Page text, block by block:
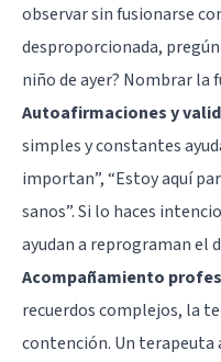
observar sin fusionarse
desproporcionada,
niño de ayer? Nombrar la
Autoafirmaciones y
simples y constantes
importan”, “Estoy aquí
sanos”. Si lo haces
ayudan a reprograman el
Acompañamiento
recuerdos complejos, la
contención. Un terapeuta